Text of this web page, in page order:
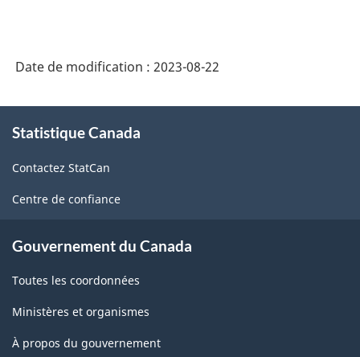
2.0
-
Indice
des
des
produits
(IPPI)
-
Structure
Date de modification : 2023-08-22
propos
ce
site
Statistique Canada
Contactez StatCan
Centre de confiance
Gouvernement du Canada
Toutes les coordonnées
Ministères et organismes
À propos du gouvernement